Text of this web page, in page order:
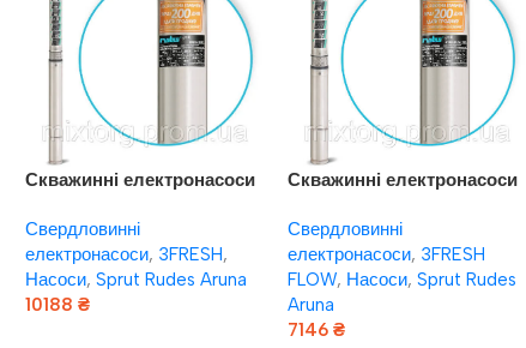
Скважинні електронасоси
(кабель 50 м + явровилка)
Свердловинні
електронасоси, 3FRESH,
Насоси, Sprut Rudes Aruna
10188 ₴
Скважинні електронасоси
(кабель 40 м + явровилка)
Свердловинні
електронасоси, 3FRESH
FLOW, Насоси, Sprut Rudes
Aruna
7146 ₴